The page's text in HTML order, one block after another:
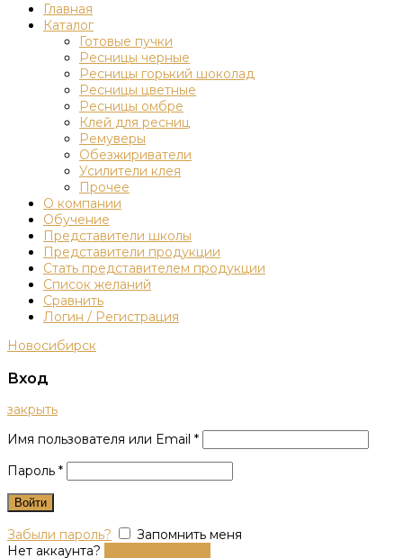
Главная
Каталог
Готовые пучки
Ресницы черные
Ресницы горький шоколад
Ресницы цветные
Ресницы омбре
Клей для ресниц
Ремуверы
Обезжириватели
Усилители клея
Прочее
О компании
Обучение
Представители школы
Представители продукции
Стать представителем продукции
Список желаний
Сравнить
Логин / Регистрация
Новосибирск
Вход
закрыть
Имя пользователя или Email *
Пароль *
Войти
Забыли пароль?
Запомнить меня
Нет аккаунта?